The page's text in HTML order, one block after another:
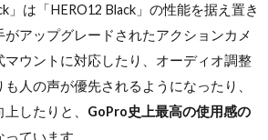
」は「HERO12 Black」の性能を据え置き
がアップグレードされたアクションカメ
マウントに対応したり、オーディオ調整
人の声が優先されるようになったり、
したりと、 GoPro史上最高の使用感の